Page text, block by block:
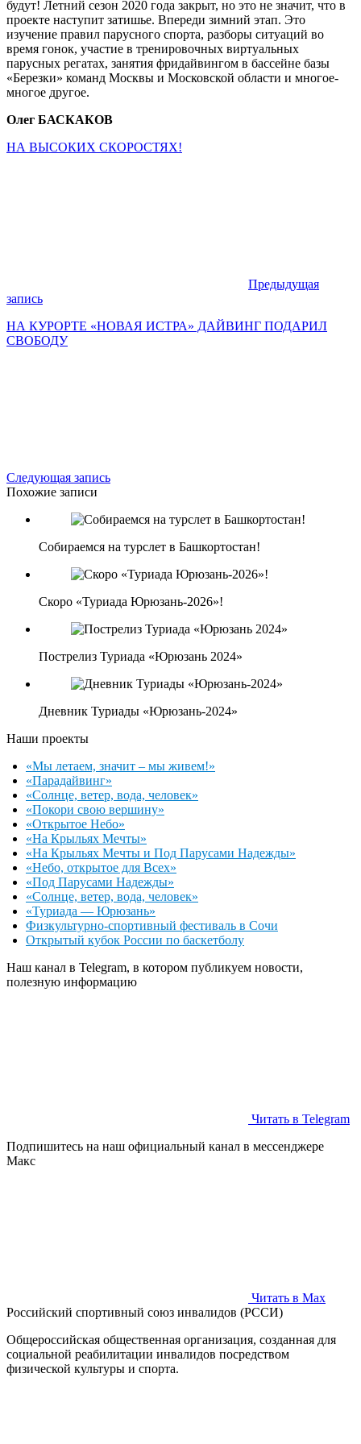
будут! Летний сезон 2020 года закрыт, но это не значит, что в
проекте наступит затишье. Впереди зимний этап. Это
изучение правил парусного спорта, разборы ситуаций во
время гонок, участие в тренировочных виртуальных
парусных регатах, занятия фридайвингом в бассейне базы
«Березки» команд Москвы и Московской области и многое-
многое другое.
Олег БАСКАКОВ
НА ВЫСОКИХ СКОРОСТЯХ!
Предыдущая
запись
НА КУРОРТЕ «НОВАЯ ИСТРА» ДАЙВИНГ ПОДАРИЛ
СВОБОДУ
Следующая запись
Похожие записи
Собираемся на турслет в Башкортостан!
Скоро «Туриада Юрюзань-2026»!
Пострелиз Туриада «Юрюзань 2024»
Дневник Туриады «Юрюзань-2024»
Наши проекты
«Мы летаем, значит – мы живем!»
«Парадайвинг»
«Солнце, ветер, вода, человек»
«Покори свою вершину»
«Открытое Небо»
«На Крыльях Мечты»
«На Крыльях Мечты и Под Парусами Надежды»
«Небо, открытое для Всех»
«Под Парусами Надежды»
«Солнце, ветер, вода, человек»
«Туриада — Юрюзань»
Физкультурно-спортивный фестиваль в Сочи
Открытый кубок России по баскетболу
Наш канал в Telegram, в котором публикуем новости,
полезную информацию
Читать в Telegram
Подпишитесь на наш официальный канал в мессенджере
Макс
Читать в Max
Российский спортивный союз инвалидов (РССИ)
Общероссийская общественная организация, созданная для
социальной реабилитации инвалидов посредством
физической культуры и спорта.